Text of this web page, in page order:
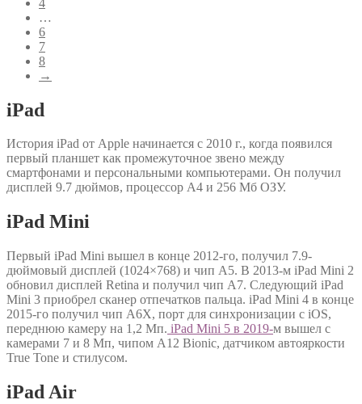
…
6
7
8
→
iPad
История iPad от Apple начинается с 2010 г., когда появился
первый планшет как промежуточное звено между
смартфонами и персональными компьютерами. Он получил
дисплей 9.7 дюймов, процессор A4 и 256 Мб ОЗУ.
iPad Mini
Первый iPad Mini вышел в конце 2012-го, получил 7.9-
дюймовый дисплей (1024×768) и чип A5. В 2013-м iPad Mini 2
обновил дисплей Retina и получил чип A7. Следующий iPad
Mini 3 приобрел сканер отпечатков пальца. iPad Mini 4 в конце
2015-го получил чип A6X, порт для синхронизации с iOS,
переднюю камеру на 1,2 Мп. iPad Mini 5 в 2019-м вышел с
камерами 7 и 8 Мп, чипом A12 Bionic, датчиком автояркости
True Tone и стилусом.
iPad Air